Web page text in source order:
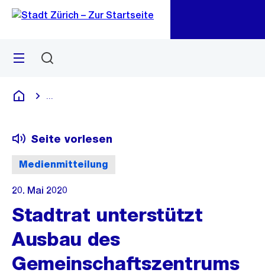
Navigation
Sprunglink
Menü
Deutsch
Medienmitteilung
Seite vorlesen
20. Mai 2020
Stadtrat unterstützt
Ausbau des
Gemeinschaftszentrums